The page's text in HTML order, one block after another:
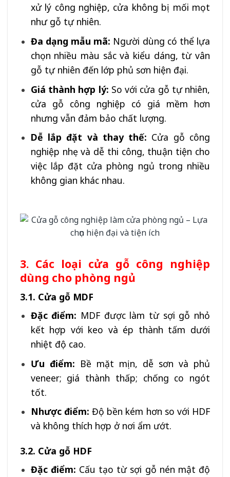
xử lý công nghiệp, cửa không bị mối mọt
như gỗ tự nhiên.
Đa dạng mẫu mã: Người dùng có thể lựa
chọn nhiều màu sắc và kiểu dáng, từ vân
gỗ tự nhiên đến lớp phủ sơn hiện đại.
Giá thành hợp lý: So với cửa gỗ tự nhiên,
cửa gỗ công nghiệp có giá mềm hơn
nhưng vẫn đảm bảo chất lượng.
Dễ lắp đặt và thay thế: Cửa gỗ công
nghiệp nhẹ và dễ thi công, thuận tiện cho
việc lắp đặt cửa phòng ngủ trong nhiều
không gian khác nhau.
3. Các loại cửa gỗ công nghiệp
dùng cho phòng ngủ
3.1. Cửa gỗ MDF
Đặc điểm: MDF được làm từ sợi gỗ nhỏ
kết hợp với keo và ép thành tấm dưới
nhiệt độ cao.
Ưu điểm: Bề mặt mịn, dễ sơn và phủ
veneer; giá thành thấp; chống co ngót
tốt.
Nhược điểm: Độ bền kém hơn so với HDF
và không thích hợp ở nơi ẩm ướt.
3.2. Cửa gỗ HDF
Đặc điểm: Cấu tạo từ sợi gỗ nén mật độ